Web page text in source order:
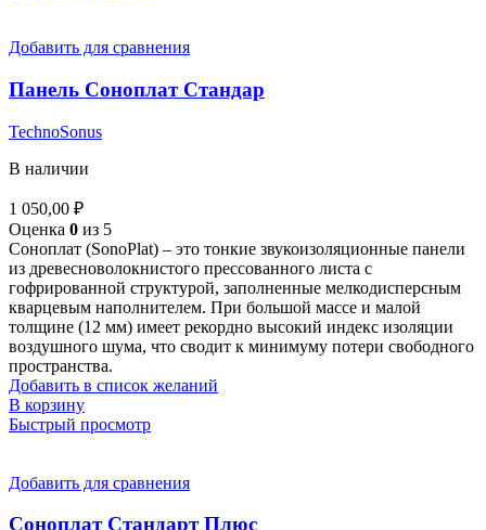
Добавить для сравнения
Панель Соноплат Стандар
TechnoSonus
В наличии
1 050,00 ₽
Оценка 0 из 5
Соноплат (SonoPlat) – это тонкие звукоизоляционные панели
из древесноволокнистого прессованного листа с
гофрированной структурой, заполненные мелкодисперсным
кварцевым наполнителем. При большой массе и малой
толщине (12 мм) имеет рекордно высокий индекс изоляции
воздушного шума, что сводит к минимуму потери свободного
пространства.
Добавить в список желаний
В корзину
Быстрый просмотр
Добавить для сравнения
Соноплат Стандарт Плюс